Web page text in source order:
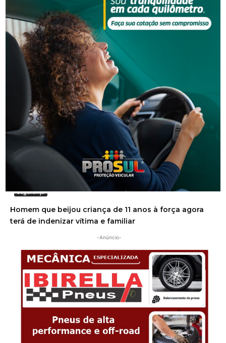
Segurança
Golpe do falso advogado em Urussanga deixa vítima
com prejuízo de R$ 51 mil
Segurança
Homem que beijou criança de 11 anos à força agora
terá de indenizar vítima e familiar
-Anúncio-